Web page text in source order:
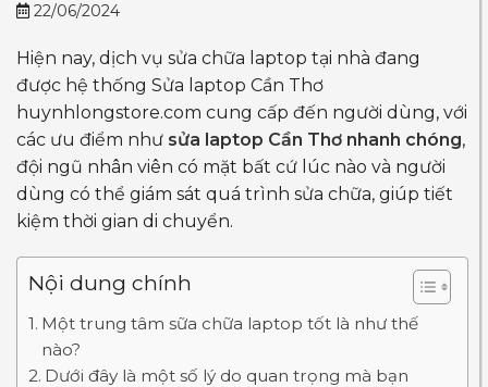
22/06/2024
Hiện nay, dịch vụ sửa chữa laptop tại nhà đang
được hệ thống Sửa laptop Cần Thơ
huynhlongstore.com cung cấp đến người dùng, với
các ưu điểm như sửa laptop Cần Thơ nhanh chóng,
đội ngũ nhân viên có mặt bất cứ lúc nào và người
dùng có thể giám sát quá trình sửa chữa, giúp tiết
kiệm thời gian di chuyển.
Nội dung chính
Một trung tâm sữa chữa laptop tốt là như thế
nào?
Dưới đây là một số lý do quan trọng mà bạn